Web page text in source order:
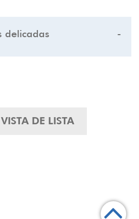
delicadas -
DE LISTA